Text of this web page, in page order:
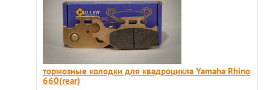
тормозные колодки для квадроцикла Yamaha Rhino
660(rear)